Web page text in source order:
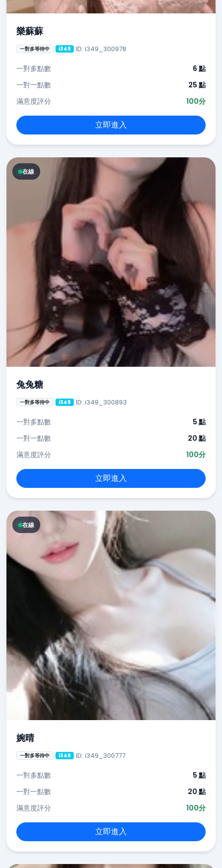
樂蘇蘇
一對多等待中 i349 ID: i349_300978
一對多點數
6 點
一對一點數
25 點
滿意度評分
100分
立即進入
在線
兔兔糖
一對多等待中 i349 ID: i349_300893
一對多點數
5 點
一對一點數
20 點
滿意度評分
100分
立即進入
在線
婉晴
一對多等待中 i349 ID: i349_300777
一對多點數
5 點
一對一點數
20 點
滿意度評分
100分
立即進入